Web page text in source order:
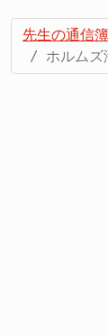
先生の通信簿
ホルム